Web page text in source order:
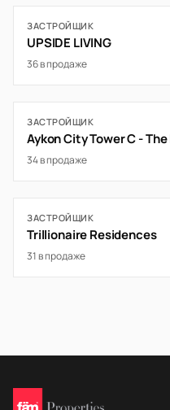
ЗАСТРОЙЩИК
UPSIDE LIVING
36 в продаже
ЗАСТРОЙЩИК
Aykon City Tower C -
34 в продаже
ЗАСТРОЙЩИК
Trillionaire Residences
31 в продаже